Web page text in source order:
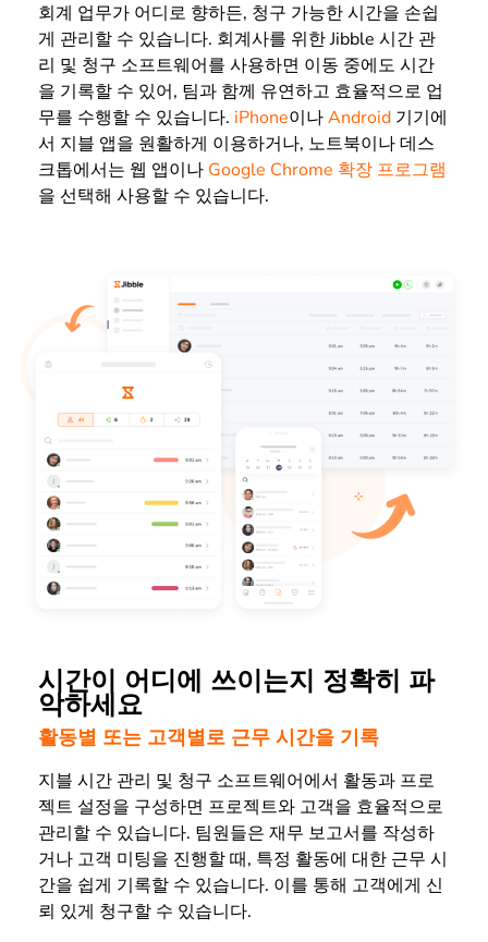
회계 업무가 어디로 향하든, 청구 가능한 시간을 손쉽
게 관리할 수 있습니다. 회계사를 위한 Jibble 시간 관
리 및 청구 소프트웨어를 사용하면 이동 중에도 시간
을 기록할 수 있어, 팀과 함께 유연하고 효율적으로 업
무를 수행할 수 있습니다. iPhone이나Android 기기에
서 지블 앱을 원활하게 이용하거나, 노트북이나 데스
크톱에서는 웹 앱이나 Google Chrome 확장 프로그램
을 선택해 사용할 수 있습니다.
시간이 어디에 쓰이는지 정확히 파
악하세요
활동별 또는 고객별로 근무 시간을 기록
지블 시간 관리 및 청구 소프트웨어에서 활동과 프로
젝트 설정을 구성하면 프로젝트와 고객을 효율적으로
관리할 수 있습니다. 팀원들은 재무 보고서를 작성하
거나 고객 미팅을 진행할 때, 특정 활동에 대한 근무 시
간을 쉽게 기록할 수 있습니다. 이를 통해 고객에게 신
뢰 있게 청구할 수 있습니다.